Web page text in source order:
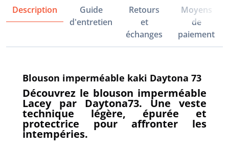
Description
Guide
d'entretien
Retours
et
échanges
Moyens
de
paiement
Blouson imperméable kaki Daytona 73
Découvrez le blouson imperméable
Lacey par Daytona73. Une veste
technique légère, épurée et
protectrice pour affronter les
intempéries.